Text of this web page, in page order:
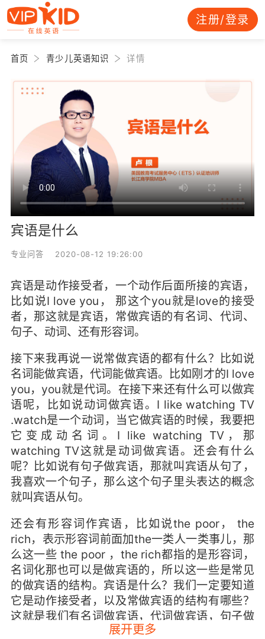
注册/登录
首页 青少儿英语知识 详情
宾语是什么
专业问答 2020-08-12 19:26:00
宾语是动作接受者，一个动作后面所接的宾语，
比如说I love you， 那这个you就是love的接受
者，那这就是宾语，常做宾语的有名词、代词、
句子、动词、还有形容词。
接下来我再说一说常做宾语的都有什么？比如说
名词能做宾语，代词能做宾语。比如刚才的I love
you，you就是代词。在接下来还有什么可以做宾
语呢，比如说动词做宾语。I like watching TV
.watch是一个动词，当它做宾语的时候，我要把
它变成动名词。I like watching TV，那
watching TV这就是动词做宾语。还会有什么
呢？比如说有句子做宾语，那就叫宾语从句了，
我喜欢一个句子，那么这个句子里头表达的概念
就叫宾语从句。
还会有形容词作宾语，比如说the poor， the
rich，表示形容词前面加the一类人一类事儿，那
么这一些 the poor ，the rich都指的是形容词，
名词化那也可以是做宾语的，所以这一些是常见
的做宾语的结构。宾语是什么？我们一定要知道
它是动作接受者，以及常做宾语的结构有哪些？
这就是我们有名词做宾语，代词做宾语，句子做
宾语，动词做宾语，还有形容词做宾语。
展开更多